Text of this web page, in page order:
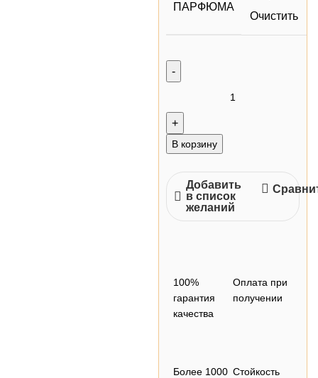
ПАРФЮМА
Очистить
В корзину
Добавить
в список
желаний
100%
гарантия
качества
Оплата при
получении
Более 1000 Стойкость